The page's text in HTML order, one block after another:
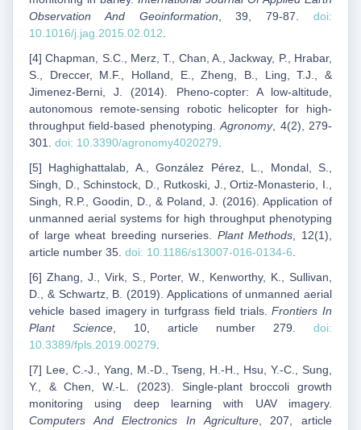
Observation And Geoinformation , 39, 79-87.doi:
10.1016/j.jag.2015.02.012
[4] Chapman, S.C., Merz, T., Chan, A., Jackway, P., Hrabar,
S., Dreccer, M.F., Holland, E., Zheng, B., Ling, T.J., &
Jimenez-Berni, J. (2014). Pheno-copter: A low-altitude,
autonomous remote-sensing robotic helicopter for high-
throughput field-based phenotyping.Agronomy, 4(2), 279-
301. doi: 10.3390/agronomy4020279
[5] Haghighattalab, A., González Pérez, L., Mondal, S.,
Singh, D., Schinstock, D., Rutkoski, J., Ortiz-Monasterio, I.,
Singh, R.P., Goodin, D., & Poland, J. (2016). Application of
unmanned aerial systems for high throughput phenotyping
of large wheat breeding nurseries. Plant Methods , 12(1),
article number 35. doi: 10.1186/s13007-016-0134-6
[6] Zhang, J., Virk, S., Porter, W., Kenworthy, K., Sullivan,
D., & Schwartz, B. (2019). Applications of unmanned aerial
vehicle based imagery in turfgrass field trials.Frontiers In
Plant Science , 10, article number 279. doi:
10.3389/fpls.2019.00279
[7] Lee, C.-J., Yang, M.-D., Tseng, H.-H., Hsu, Y.-C., Sung,
Y., & Chen, W.-L. (2023). Single-plant broccoli growth
monitoring using deep learning with UAV imagery.
Computers And Electronics In Agriculture, 207, article